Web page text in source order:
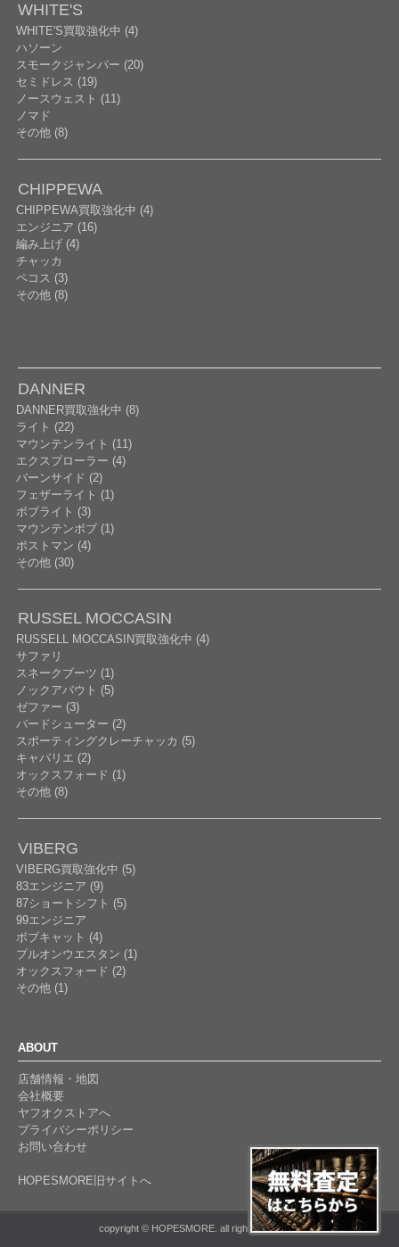
WHITE'S
WHITE'S買取強化中 (4)
ハソーン
スモークジャンパー (20)
セミドレス (19)
ノースウェスト (11)
ノマド
その他 (8)
CHIPPEWA
CHIPPEWA買取強化中 (4)
エンジニア (16)
編み上げ (4)
チャッカ
ペコス (3)
その他 (8)
DANNER
DANNER買取強化中 (8)
ライト (22)
マウンテンライト (11)
エクスプローラー (4)
バーンサイド (2)
フェザーライト (1)
ボブライト (3)
マウンテンボブ (1)
ポストマン (4)
その他 (30)
RUSSEL MOCCASIN
RUSSELL MOCCASIN買取強化中 (4)
サファリ
スネークブーツ (1)
ノックアバウト (5)
ゼファー (3)
バードシューター (2)
スポーティングクレーチャッカ (5)
キャバリエ (2)
オックスフォード (1)
その他 (8)
VIBERG
VIBERG買取強化中 (5)
83エンジニア (9)
87ショートシフト (5)
99エンジニア
ボブキャット (4)
プルオンウエスタン (1)
オックスフォード (2)
その他 (1)
ABOUT
店舗情報・地図
会社概要
ヤフオクストアへ
プライバシーポリシー
お問い合わせ
HOPESMORE旧サイトへ
copyright © HOPESMORE. all rights reserved.